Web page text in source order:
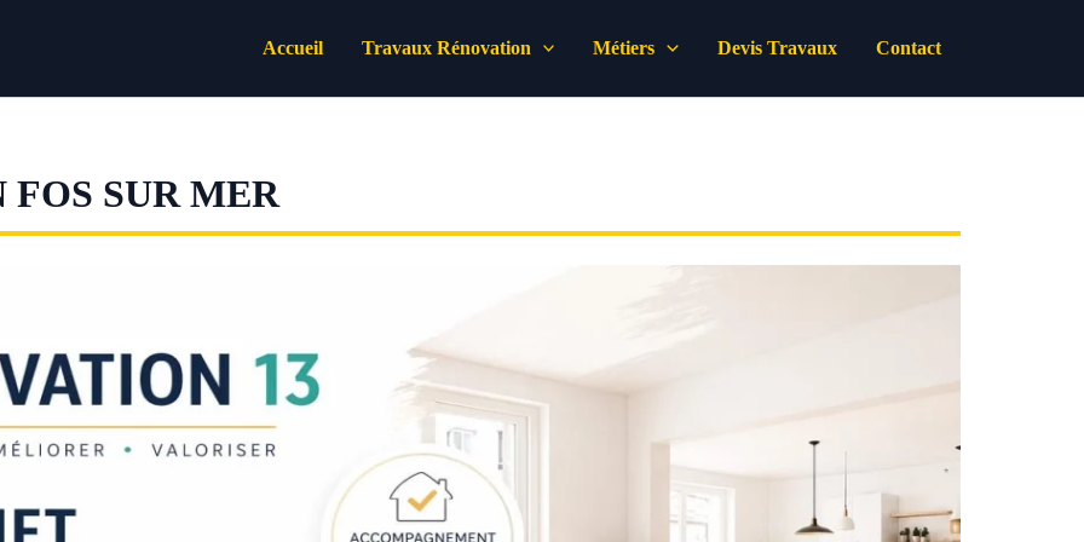
Accueil Travaux Rénovation Métiers Devis Travaux Contact
SUR MER